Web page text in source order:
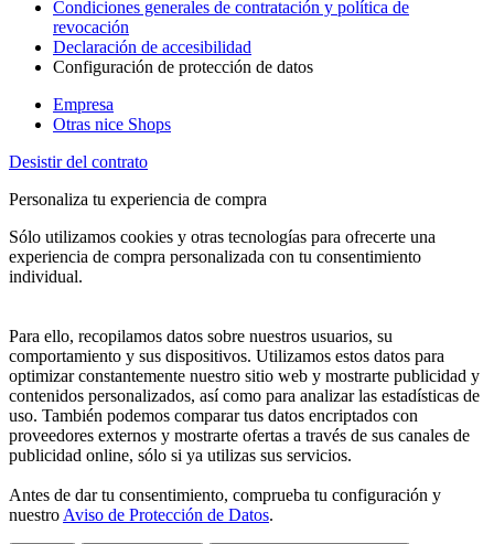
Condiciones generales de contratación y política de
revocación
Declaración de accesibilidad
Configuración de protección de datos
Empresa
Otras nice Shops
Desistir del contrato
Personaliza tu experiencia de compra
Sólo utilizamos cookies y otras tecnologías para ofrecerte una
experiencia de compra personalizada con tu consentimiento
individual.
Para ello, recopilamos datos sobre nuestros usuarios, su
comportamiento y sus dispositivos. Utilizamos estos datos para
optimizar constantemente nuestro sitio web y mostrarte publicidad y
contenidos personalizados, así como para analizar las estadísticas de
uso. También podemos comparar tus datos encriptados con
proveedores externos y mostrarte ofertas a través de sus canales de
publicidad online, sólo si ya utilizas sus servicios.
Antes de dar tu consentimiento, comprueba tu configuración y
nuestro Aviso de Protección de Datos.